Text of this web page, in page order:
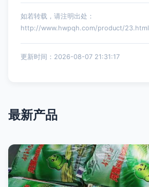
如若转载，请注明出处：
http://www.hwpqh.com/product/23.html
更新时间：2026-08-07 21:31:17
最新产品